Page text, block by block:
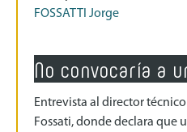
FOSSATTI Jorge
No convocaría a
Entrevista al director
Fossati, donde declara que